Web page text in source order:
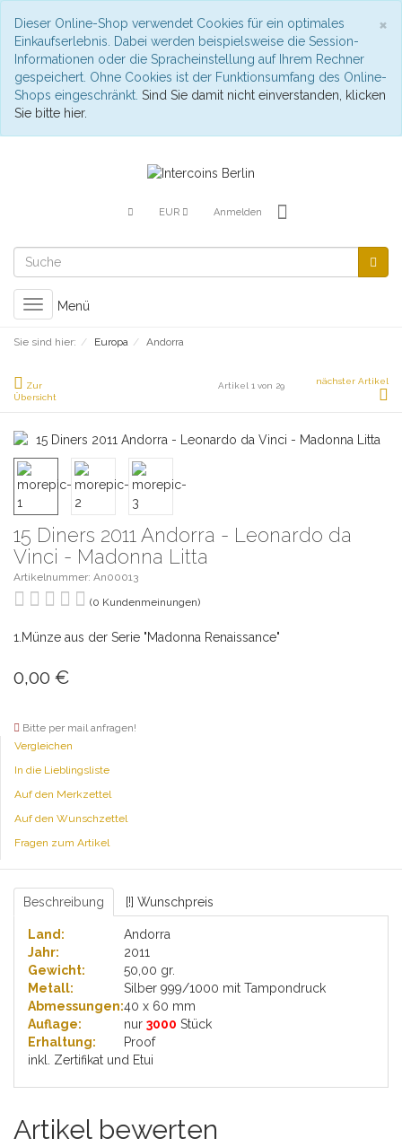
×
Dieser Online-Shop verwendet Cookies für ein optimales
Einkaufserlebnis. Dabei werden beispielsweise die Session-
Informationen oder die Spracheinstellung auf Ihrem Rechner
gespeichert. Ohne Cookies ist der Funktionsumfang des Online-
Shops eingeschränkt. Sind Sie damit nicht einverstanden, klicken
Sie bitte hier.
EUR Anmelden
Toggle
navigation
Menü
Sie sind hier: Europa Andorra
Zur
Übersicht
Artikel 1 von 29 nächster Artikel
15 Diners 2011 Andorra - Leonardo da
Vinci - Madonna Litta
Artikelnummer: An00013
(0 Kundenmeinungen)
1.Münze aus der Serie "Madonna Renaissance"
0,00 €
Bitte per mail anfragen!
Vergleichen
In die Lieblingsliste
Auf den Merkzettel
Auf den Wunschzettel
Fragen zum Artikel
Beschreibung [!] Wunschpreis
Land:
Andorra
Jahr:
2011
Gewicht:
50,00 gr.
Metall:
Silber 999/1000 mit Tampondruck
Abmessungen:40 x 60 mm
Auflage:
nur 3000 Stück
Erhaltung:
Proof
inkl. Zertifikat und Etui
Artikel bewerten